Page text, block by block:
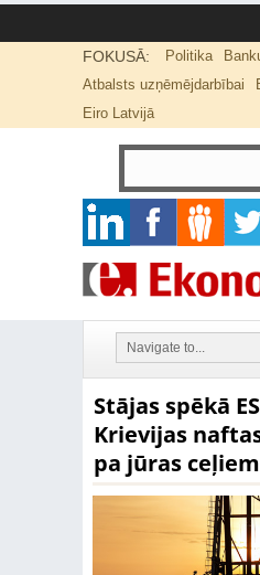
FOKUSĀ: Politika
Atbalsts uzņēmējdarbībai
Eiro Latvijā
Stājas spēkā
Krievijas
pa jūras ceļiem